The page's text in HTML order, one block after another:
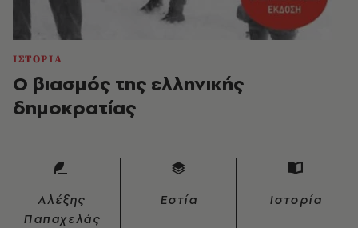
ΙΣΤΟΡΙΑ
Ο βιασμός της ελληνικής
δημοκρατίας
Αλέξης
Παπαχελάς
Εστία Ιστορία